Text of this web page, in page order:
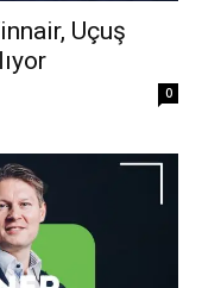
Uçuş
0